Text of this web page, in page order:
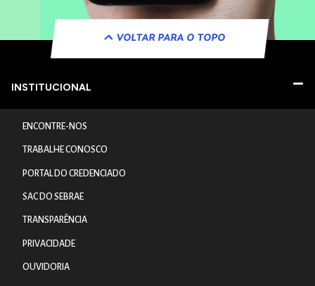
VOLTAR PARA O TOPO
INSTITUCIONAL
ENCONTRE-NOS
TRABALHE CONOSCO
PORTAL DO CREDENCIADO
SAC DO SEBRAE
TRANSPARÊNCIA
PRIVACIDADE
OUVIDORIA